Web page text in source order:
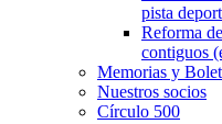
pista
Reforma
contiguos
Memorias y
Nuestros socios
Círculo 500